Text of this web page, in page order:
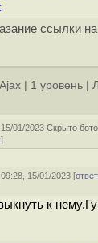
ссылки
Ajax 1 уровень
01/2023Скрыто
]
15/01/2023 [
к